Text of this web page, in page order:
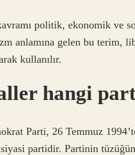
politik, ekonomik ve
anlamına gelen bu terim,
kullanılır.
hangi
Parti, 26 Temmuz
partidir. Partinin